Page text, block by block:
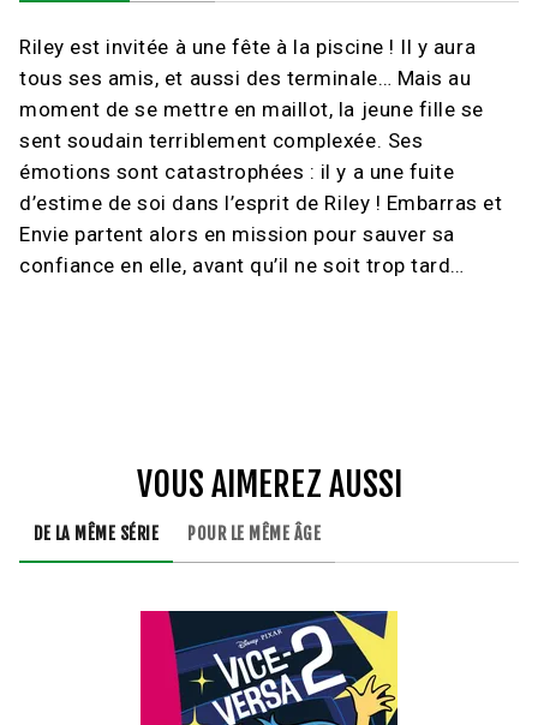
Riley est invitée à une fête à la piscine ! Il y aura
tous ses amis, et aussi des terminale… Mais au
moment de se mettre en maillot, la jeune fille se
sent soudain terriblement complexée. Ses
émotions sont catastrophées : il y a une fuite
d’estime de soi dans l’esprit de Riley ! Embarras et
Envie partent alors en mission pour sauver sa
confiance en elle, avant qu’il ne soit trop tard…
VOUS AIMEREZ AUSSI
DE LA MÊME SÉRIE POUR LE MÊME ÂGE